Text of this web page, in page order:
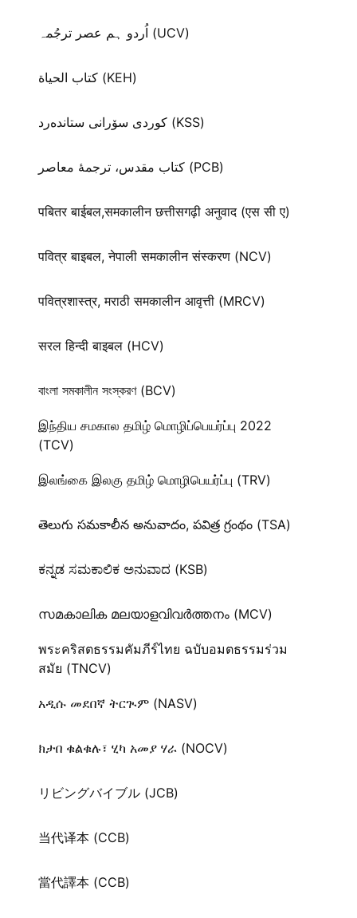
اُردو ہم عصر ترجُمہ (UCV)
كتاب الحياة (KEH)
كوردی سۆرانی ستانده‌رد (KSS)
کتاب مقدس، ترجمۀ معاصر (PCB)
पबितर बाईबल,समकालीन छत्तीसगढ़ी अनुवाद (एस सी ए)
पवित्र बाइबल, नेपाली समकालीन संस्करण (NCV)
पवित्रशास्त्र, मराठी समकालीन आवृत्ती (MRCV)
सरल हिन्दी बाइबल (HCV)
বাংলা সমকালীন সংস্করণ (BCV)
இந்திய சமகால தமிழ் மொழிப்பெயர்ப்பு 2022
(TCV)
இலங்கை இலகு தமிழ் மொழிபெயர்ப்பு (TRV)
తెలుగు సమకాలీన అనువాదం, పవిత్ర గ్రంథం (TSA)
ಕನ್ನಡ ಸಮಕಾಲಿಕ ಅನುವಾದ (KSB)
സമകാലിക മലയാളവിവർത്തനം (MCV)
พระคริสตธรรมคัมภีร์ไทย ฉบับอมตธรรมร่วม
สมัย (TNCV)
አዲሱ መደበኛ ትርጒም (NASV)
ክታበ ቁልቁሉ፣ ሂካ አመያ ሃራ (NOCV)
リビングバイブル (JCB)
当代译本 (CCB)
當代譯本 (CCB)